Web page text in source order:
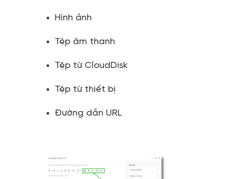
Hình ảnh
Tệp âm thanh
Tệp từ CloudDisk
Tệp từ thiết bị
Đường dẫn URL